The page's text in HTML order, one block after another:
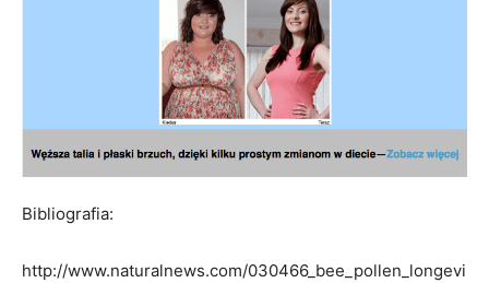
Bibliografia:
http://www.naturalnews.com/030466_bee_pollen_longevi